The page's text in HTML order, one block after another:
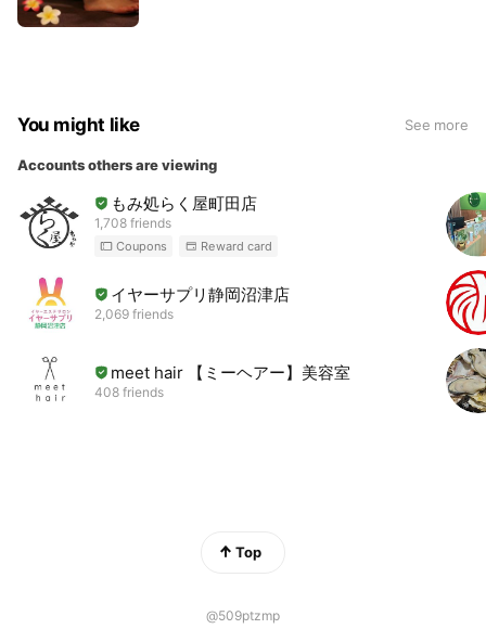
You might like See more
Accounts others are viewing
もみ処らく屋町田店
1,708 friends
Coupons Reward card
イヤーサプリ静岡沼津店
2,069 friends
meet hair 【ミーヘアー】美容室
408 friends
Top
@509ptzmp